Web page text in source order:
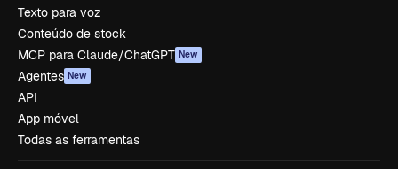
Texto para voz
Conteúdo de stock
MCP para Claude/ChatGPT New
Agentes New
API
App móvel
Todas as ferramentas